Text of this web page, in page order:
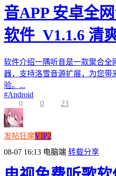
音APP 安卓全
软件_V1.1.6 清
软件介绍一隅听音是一款聚合
器，支持洛雪音源扩展，为您带
验。...
#Android
0
0 23
发帖狂魔VIP2
08-07 16:13 电脑端 转载分享